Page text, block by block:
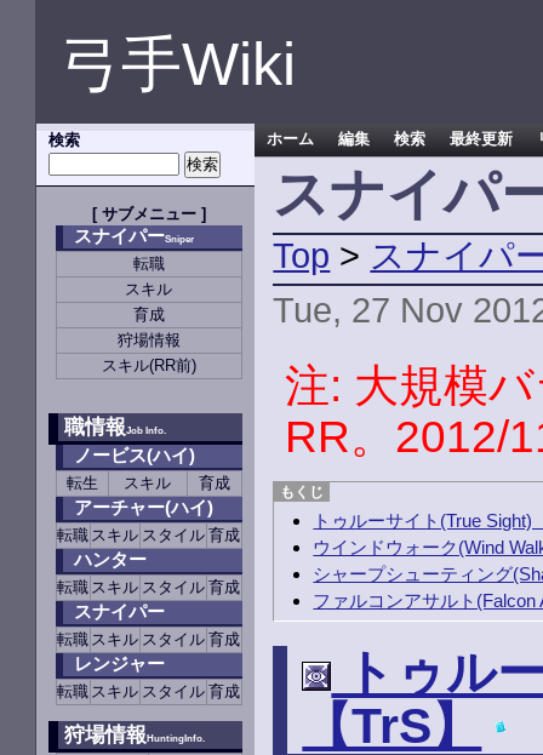
弓手Wiki
検索
[ サブメニュー]
スナイパーSniper
転職
スキル
育成
狩場情報
スキル(RR前)
職情報Job Info.
ノービス(ハイ)
転生 スキル 育成
アーチャー(ハイ)
転職 スキル スタイル 育成
ハンター
転職 スキル スタイル 育成
スナイパー
転職 スキル スタイル 育成
レンジャー
転職 スキル スタイル 育成
狩場情報HuntingInfo.
ホーム 編集 検索 最終更新
スナイパ
Top > スナイパ
Tue, 27 Nov
注: 大規模
RR。2012/
トゥルーサイト(True Sight)
ウインドウォーク(Wind
シャープシューティング
ファルコンアサルト(Falcon
トゥル
【TrS】